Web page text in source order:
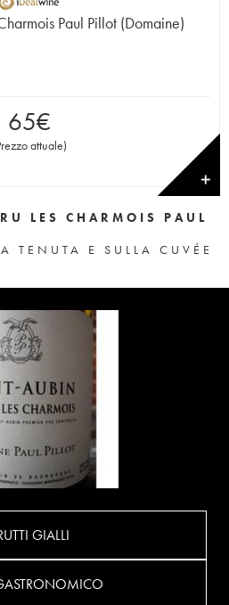
Paul Pillot (Domaine)
65€
attuale)
✕
LES CHARMOIS PAUL
TENUTA E SULLA CUVÉE
GIALLI